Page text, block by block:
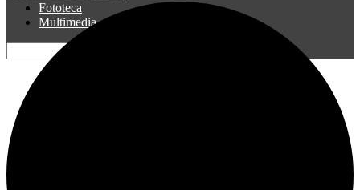
Fototeca
Multimedia